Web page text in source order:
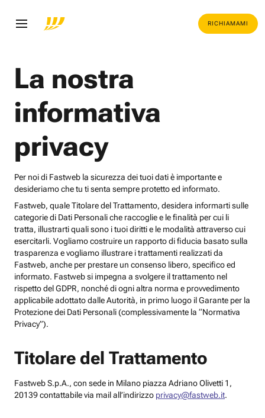
RICHIAMAMI
La nostra
informativa
privacy
Per noi di Fastweb la sicurezza dei tuoi dati è importante e
desideriamo che tu ti senta sempre protetto ed informato.
Fastweb, quale Titolare del Trattamento, desidera informarti sulle
categorie di Dati Personali che raccoglie e le finalità per cui li
tratta, illustrarti quali sono i tuoi diritti e le modalità attraverso cui
esercitarli. Vogliamo costruire un rapporto di fiducia basato sulla
trasparenza e vogliamo illustrare i trattamenti realizzati da
Fastweb, anche per prestare un consenso libero, specifico ed
informato. Fastweb si impegna a svolgere il trattamento nel
rispetto del GDPR, nonché di ogni altra norma e provvedimento
applicabile adottato dalle Autorità, in primo luogo il Garante per la
Protezione dei Dati Personali (complessivamente la “Normativa
Privacy”).
Titolare del Trattamento
Fastweb S.p.A., con sede in Milano piazza Adriano Olivetti 1,
20139 contattabile via mail all’indirizzo privacy@fastweb.it.